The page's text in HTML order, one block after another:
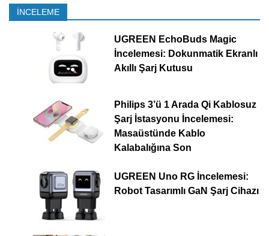
İNCELEME
UGREEN EchoBuds Magic
İncelemesi: Dokunmatik Ekranlı
Akıllı Şarj Kutusu
Philips 3’ü 1 Arada Qi Kablosuz
Şarj İstasyonu İncelemesi:
Masaüstünde Kablo
Kalabalığına Son
UGREEN Uno RG İncelemesi:
Robot Tasarımlı GaN Şarj Cihazı